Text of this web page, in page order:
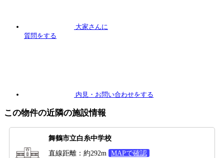
大家さんに
質問をする
内見 ・お問い合わせをする
この物件の近隣の施設情報
舞鶴市立白糸中学校
直線距離：約292m MAPで確認